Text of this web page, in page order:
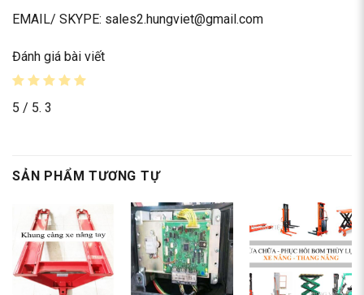
EMAIL/ SKYPE: sales2.hungviet@gmail.com
Đánh giá bài viết
5 / 5. 3
SẢN PHẨM TƯƠNG TỰ